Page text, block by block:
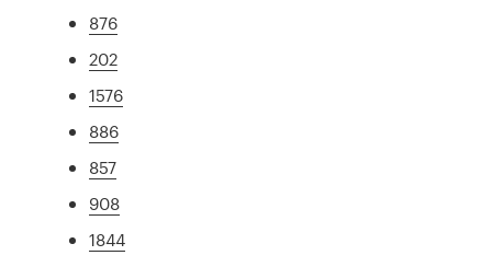
876
202
1576
886
857
908
1844